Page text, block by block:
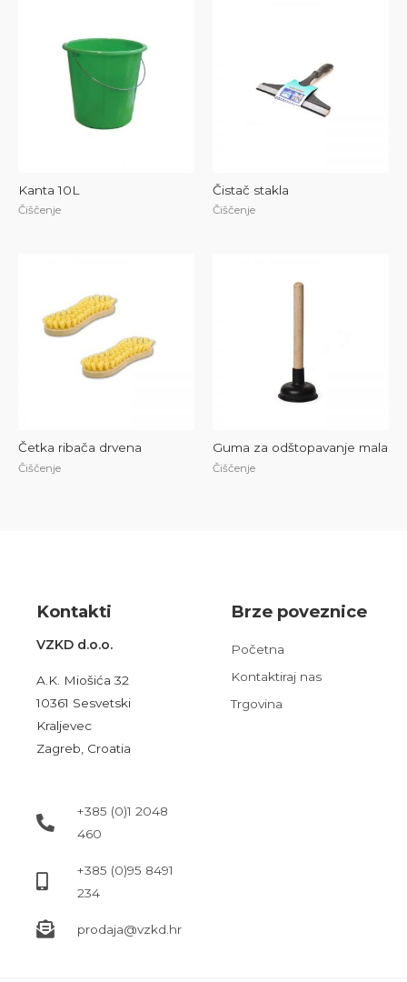
Kanta 10L
Čiščenje
Čistač stakla
Čiščenje
Četka ribača drvena
Čiščenje
Guma za odštopavanje mala
Čiščenje
Kontakti
VZKD d.o.o.
A.K. Miošića 32
10361 Sesvetski
Kraljevec
Zagreb, Croatia
+385 (0)1 2048
460
+385 (0)95 8491
234
prodaja@vzkd.hr
Brze poveznice
Početna
Kontaktiraj nas
Trgovina